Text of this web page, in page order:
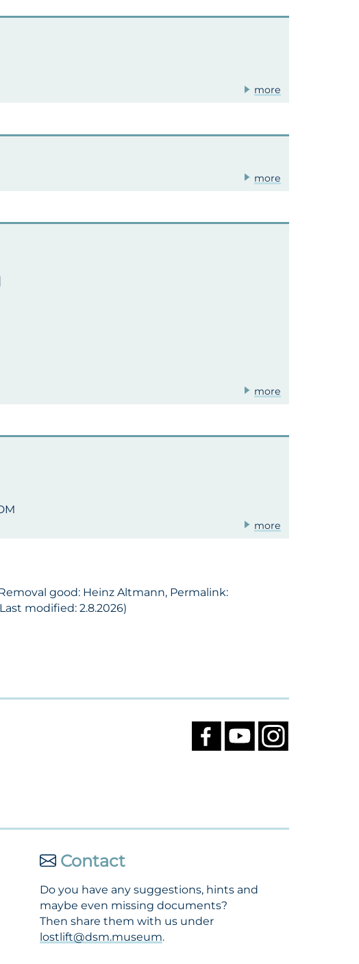
more
more
more
more
good: Heinz Altmann, Permalink:
modified: 2.8.2026)
Contact
Do you have any suggestions, hints and
maybe even missing documents?
Then share them with us under
lostlift@dsm.museum.